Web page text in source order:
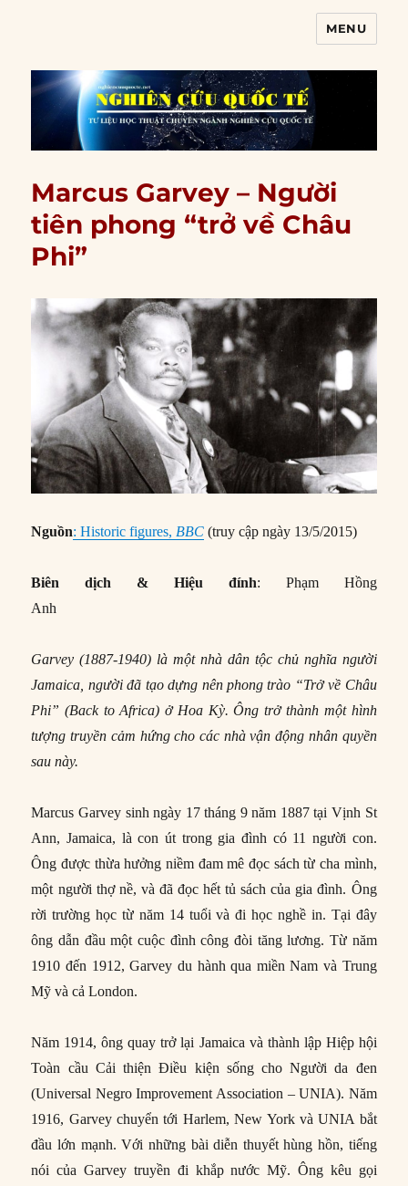
MENU
Marcus Garvey – Người
tiên phong “trở về Châu
Phi”
Nguồn: Historic figures, BBC (truy cập ngày 13/5/2015)
Biên dịch & Hiệu đính: Phạm Hồng
Anh
Garvey (1887-1940) là một nhà dân tộc chủ nghĩa người
Jamaica, người đã tạo dựng nên phong trào “Trở về Châu
Phi” (Back to Africa) ở Hoa Kỳ. Ông trở thành một hình
tượng truyền cảm hứng cho các nhà vận động nhân quyền
sau này.
Marcus Garvey sinh ngày 17 tháng 9 năm 1887 tại Vịnh St
Ann, Jamaica, là con út trong gia đình có 11 người con.
Ông được thừa hưởng niềm đam mê đọc sách từ cha mình,
một người thợ nề, và đã đọc hết tủ sách của gia đình. Ông
rời trường học từ năm 14 tuổi và đi học nghề in. Tại đây
ông dẫn đầu một cuộc đình công đòi tăng lương. Từ năm
1910 đến 1912, Garvey du hành qua miền Nam và Trung
Mỹ và cả London.
Năm 1914, ông quay trở lại Jamaica và thành lập Hiệp hội
Toàn cầu Cải thiện Điều kiện sống cho Người da đen
(Universal Negro Improvement Association – UNIA). Năm
1916, Garvey chuyển tới Harlem, New York và UNIA bắt
đầu lớn mạnh. Với những bài diễn thuyết hùng hồn, tiếng
nói của Garvey truyền đi khắp nước Mỹ. Ông kêu gọi